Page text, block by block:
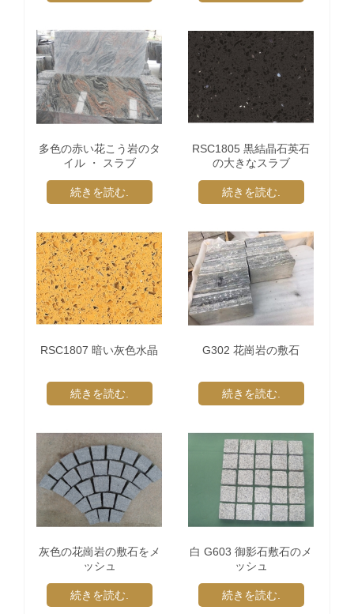
多色の赤い花こう岩のタ
イル ・ スラブ
続きを読む.
RSC1805 黒結晶石英石
の大きなスラブ
続きを読む.
RSC1807 暗い灰色水晶
続きを読む.
G302 花崗岩の敷石
続きを読む.
灰色の花崗岩の敷石をメ
ッシュ
続きを読む.
白 G603 御影石敷石のメ
ッシュ
続きを読む.